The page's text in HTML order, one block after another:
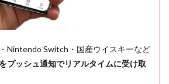
Nintendo Switch・国産ウイスキーなど
プッシュ通知でリアルタイムに受け取